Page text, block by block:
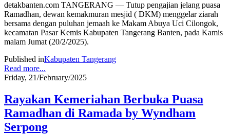
detakbanten.com TANGERANG — Tutup pengajian jelang puasa
Ramadhan, dewan kemakmuran mesjid ( DKM) menggelar ziarah
bersama dengan puluhan jemaah ke Makam Abuya Uci Cilongok,
kecamatan Pasar Kemis Kabupaten Tangerang Banten, pada Kamis
malam Jumat (20/2/2025).
Published inKabupaten Tangerang
Read more...
Friday, 21/February/2025
Rayakan Kemeriahan Berbuka Puasa
Ramadhan di Ramada by Wyndham
Serpong